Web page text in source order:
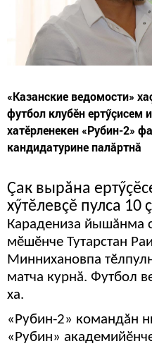
«Казанские ведомости»
футбол клубӗн
хатӗрленекен «Рубин-2»
кандидатурине палăртнă
Çак вырăна
хӳтӗлевçӗ пулса 10
Карадениза йышăнма
мӗшӗнче Тутарстан
Миннихановпа
матча курнă. Футбол
ха.
«Рубин-2» командăн
«Рубин»